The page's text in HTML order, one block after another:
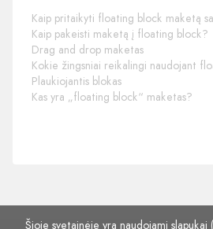
Kaip pritaikyti floating block maketą
Kaip pakeisti maketą į floating block?
Drag and drop maketas
Kokie žingsniai reikalingi naudojant
Plaukiojantis blokas
Kas yra „floating block“ maketas?
Šioje svetainėje yra naudojami slapukai